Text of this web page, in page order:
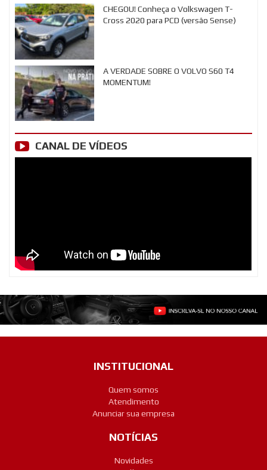
CHEGOU! Conheça o Volkswagen T-
Cross 2020 para PCD (versão Sense)
A VERDADE SOBRE O VOLVO S60 T4
MOMENTUM!
CANAL DE VÍDEOS
INSTITUCIONAL
Quem somos
Atendimento
Anunciar sua empresa
NOTÍCIAS
Novidades